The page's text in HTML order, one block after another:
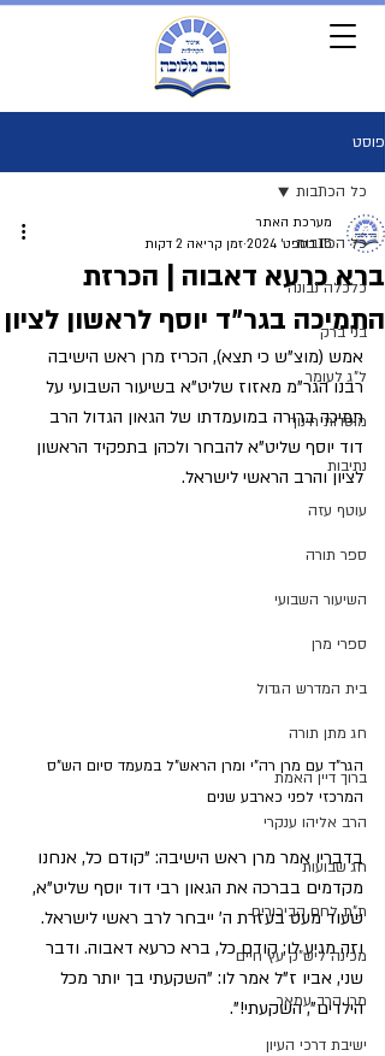
פוסט
כל הכתבות
כלכלה נבונה
בני ברק
ל"ג לעומר
מוסדות חינוך
נתיבות
עוטף עזה
ספר תורה
השיעור השבועי
ספרי מרן
בית המדרש הגדול
חג מתן תורה
ברוך דיין האמת
הרב אליהו ענקרי
חג שבועות
ת"ת לחם הביכורים
מכינה ליש"ק עץ חיים
מרן הרב עמאר
ישיבת דרכי העיון
כל הכתבות
ברא כרעא דאבוה | הכרזת
התמיכה בגר"ד יוסף לראשון לציון
מערכת האתר
15 בספט׳ 2024
זמן קריאה 2 דקות
אמש (מוצ"ש כי תצא), הכריז מרן ראש הישיבה
רבנו הגר"מ מאזוז שליט"א בשיעור השבועי על
תמיכה ברורה במועמדתו של הגאון הגדול הרב
דוד יוסף שליט"א להבחר ולכהן בתפקיד הראשון
לציון והרב הראשי לישראל.
הגר"ד עם מרן רה"י ומרן הראש"ל במעמד סיום הש"ס
המרכזי לפני כארבע שנים
בדבריו אמר מרן ראש הישיבה: "קודם כל, אנחנו
מקדמים בברכה את הגאון רבי דוד יוסף שליט"א,
שעוד מעט בעזרת ה' ייבחר לרב ראשי לישראל.
וזה מגיע לו; קודם כל, ברא כרעא דאבוה. ודבר
שני, אביו ז"ל אמר לו: "השקעתי בך יותר מכל
הילדים", השקעתי!".